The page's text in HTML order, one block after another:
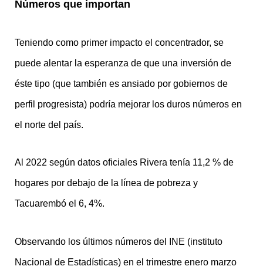
Números que importan
Teniendo como primer impacto el concentrador, se
puede alentar la esperanza de que una inversión de
éste tipo (que también es ansiado por gobiernos de
perfil progresista) podría mejorar los duros números en
el norte del país.
Al 2022 según datos oficiales Rivera tenía 11,2 % de
hogares por debajo de la línea de pobreza y
Tacuarembó el 6, 4%.
Observando los últimos números del INE (instituto
Nacional de Estadísticas) en el trimestre enero marzo